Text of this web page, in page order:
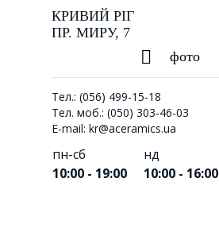
КРИВИЙ РІГ
ПР. МИРУ, 7
фото
Тел.: (056) 499-15-18
Тел. моб.: (050) 303-46-03
E-mail: kr@aceramics.ua
пн-сб
нд
10:00 - 19:00
10:00 - 16:00